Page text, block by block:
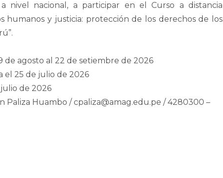
a nivel nacional, a participar en el Curso a distancia
humanos y justicia: protección de los derechos de los
de agosto al 22 de setiembre de 2026
el 25 de julio de 2026
de 2026
Paliza Huambo / cpaliza@amag.edu.pe / 4280300 –